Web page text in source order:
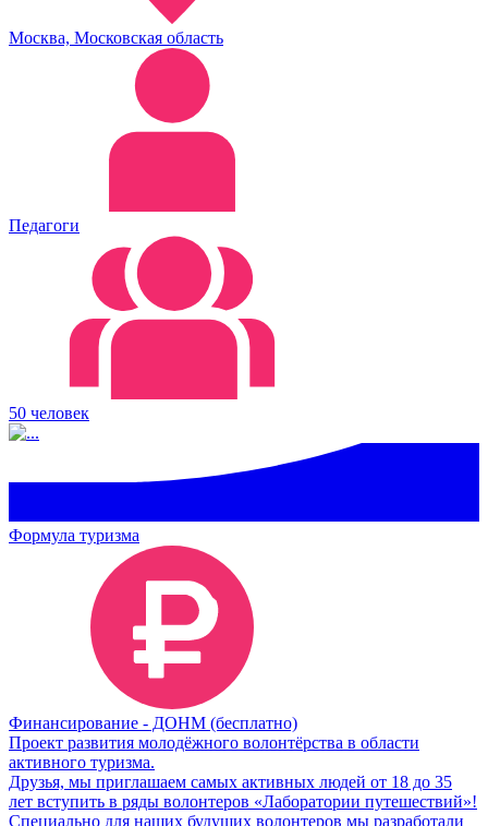
Москва, Московская область
Педагоги
50 человек
Формула туризма
Финансирование - ДОНМ (бесплатно)
Проект развития молодёжного волонтёрства в области
активного туризма.
Друзья, мы приглашаем самых активных людей от 18 до 35
лет вступить в ряды волонтеров «Лаборатории путешествий»!
Специально для наших будущих волонтеров мы разработали